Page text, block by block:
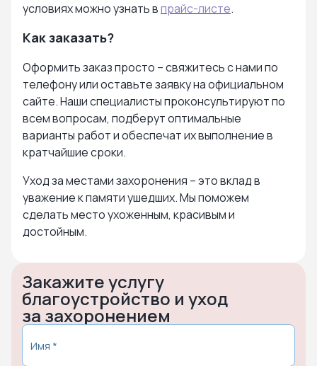
условиях можно узнать впрайс-листе.
Как заказать?
Оформить заказ просто – свяжитесь с нами по
телефону или оставьте заявку на официальном
сайте. Наши специалисты проконсультируют по
всем вопросам, подберут оптимальные
варианты работ и обеспечат их выполнение в
кратчайшие сроки.
Уход за местами захоронения – это вклад в
уважение к памяти ушедших. Мы поможем
сделать место ухоженным, красивым и
достойным.
Закажите услугу
благоустройство и уход
за захоронением